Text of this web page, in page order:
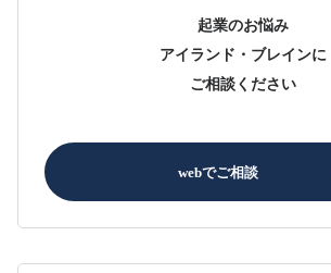
起業のお悩み
アイランド・ブレインに
ご相談ください
webでご相談